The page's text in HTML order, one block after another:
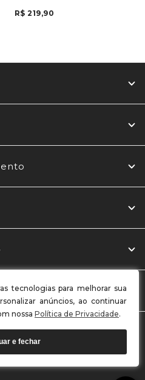
tecnologias para melhorar sua
anúncios, ao continuar
nossa Política de Privacidade.
e fechar
R$ 219,90
/ CNPJ: 03.969.765/0001-22
256 - Alto Benedito - Benedito